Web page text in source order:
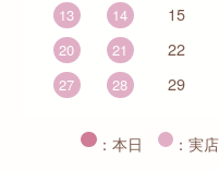
13 14 15
20 21 22
27 28 29
：本日 ：実